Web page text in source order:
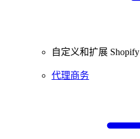
自定义和扩展 Shopify
代理商务